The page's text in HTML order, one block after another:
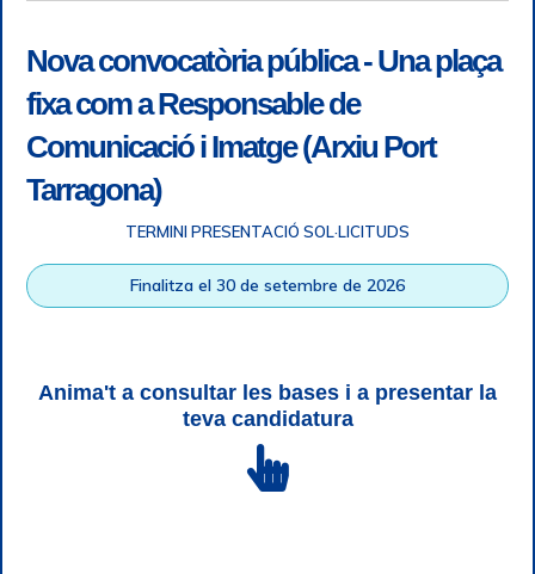
Accessibilitat |Nota legal | Info RGPD |Informació de
Nova convocatòria pública - Una plaça
fixa com a Responsable de
Comunicació i Imatge (Arxiu Port
Tarragona)
TERMINI PRESENTACIÓ SOL·LICITUDS
Finalitza el 30 de setembre de 2026
Anima't a consultar les bases i a presentar la
teva candidatura